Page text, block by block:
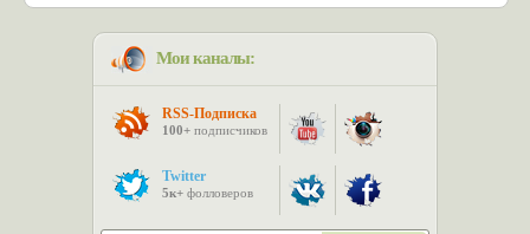
Мои каналы:
RSS-Подписка
100+ подписчиков
Twitter
5к+ фолловеров